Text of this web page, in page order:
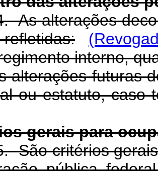
As alterações
interno,
alterações futuras
ou estatuto, caso
gerais para
São critérios